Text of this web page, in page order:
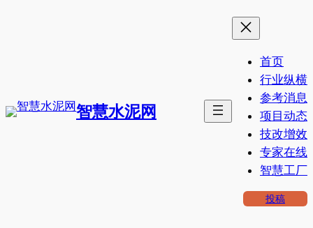
智慧水泥网
首页
行业纵横
参考消息
项目动态
技改增效
专家在线
智慧工厂
投稿